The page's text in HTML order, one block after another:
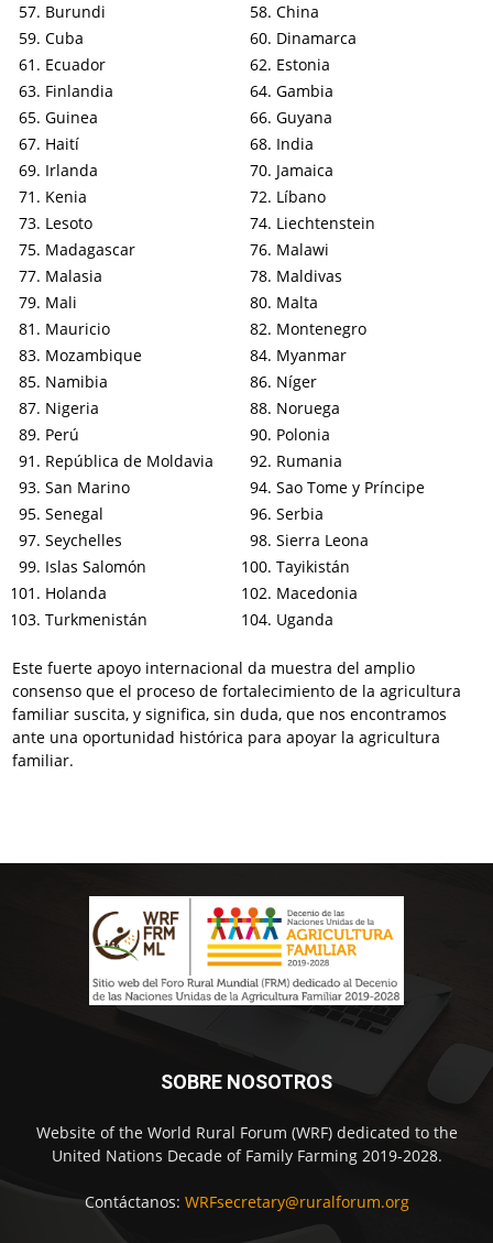
Burundi
China
Cuba
Dinamarca
Ecuador
Estonia
Finlandia
Gambia
Guinea
Guyana
Haití
India
Irlanda
Jamaica
Kenia
Líbano
Lesoto
Liechtenstein
Madagascar
Malawi
Malasia
Maldivas
Mali
Malta
Mauricio
Montenegro
Mozambique
Myanmar
Namibia
Níger
Nigeria
Noruega
Perú
Polonia
República de Moldavia
Rumania
San Marino
Sao Tome y Príncipe
Senegal
Serbia
Seychelles
Sierra Leona
Islas Salomón
Tayikistán
Holanda
Macedonia
Turkmenistán
Uganda
Este fuerte apoyo internacional da muestra del amplio
consenso que el proceso de fortalecimiento de la agricultura
familiar suscita, y significa, sin duda, que nos encontramos
ante una oportunidad histórica para apoyar la agricultura
familiar.
SOBRE NOSOTROS
Website of the World Rural Forum (WRF) dedicated to the
United Nations Decade of Family Farming 2019-2028.
Contáctanos: WRFsecretary@ruralforum.org